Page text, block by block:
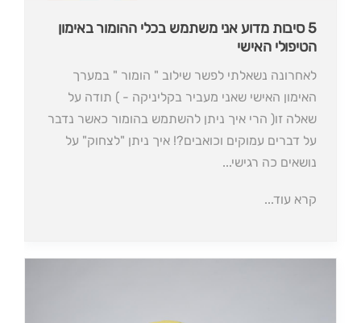
5 סיבות מדוע אני משתמש בכלי ההומור באימון
הטיפולי האישי
לאחרונה נשאלתי לפשר שילוב " הומור " במערך
האימון האישי שאני מעביר בקליניקה - ) תודה על
שאלה זו( הרי איך ניתן להשתמש בהומור כאשר נדבר
על דברים עמוקים וכואבים?! איך ניתן "לצחוק" על
נושאים כה רגישי...
קרא עוד...